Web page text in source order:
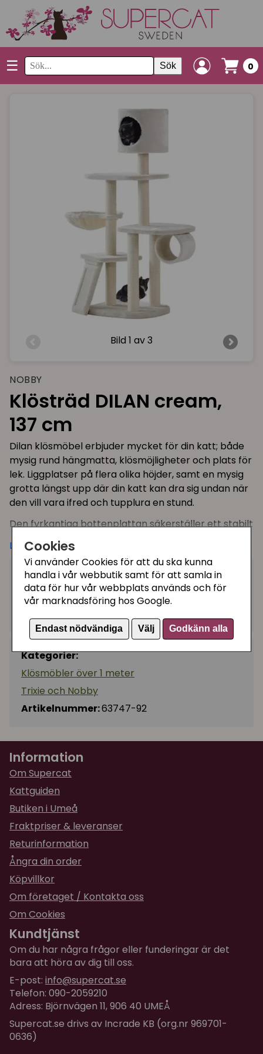
Cookies
Vi använder Cookies för att du ska kunna
handla i vår webbutik samt för att samla in
data för hur vår webbplats används och för
vår marknadsföring hos Google.
Endast nödvändiga Välj Godkänn alla
☰ Sök 0
Bild 1 av 3
NOBBY
Klösträd DILAN cream,
137 cm
Dilan klösmöbel erbjuder mycket för din katt; både
mysig rund hängmatta, klösmöjligheter och plats för
lek. Liggplatser på flera olika höjder, samt en mysig
grotta längst upp där din katt kan dra sig undan när
den vill vara ifred och tupplura en stund.
Den fyrkantiga bottenplattan säkerställer ett stabilt
klösträd. För att skydda dina möbler i hemmet
erbjuder sisalstammarna på klösträdet ett lockande
alternativ för katten att klösa på. Placera gärna
klösträd där katten brukar vilja "hänga" med sin
familj, t ex i direkt anslutning till vardagsrumssoffan.
Storlek:
Bottenplatta: 40 x 50 cm
Höjd: cirka 137 cm
Grotta: 30 x 25 cm
Hylla under grotta: 50 x 40 cm
Hammock: Ø 35 cm
Tunnel: Ø17 x 20 cm
Klösstege: 40 x 25 cm
Färg: gräddvit
Läs mer
1995 kr Bevaka
Kategorier:
Klösmöbler över 1 meter
Trixie och Nobby
Artikelnummer:63747-92
Information
Om Supercat
Kattguiden
Butiken i Umeå
Fraktpriser & leveranser
Returinformation
Ångra din order
Köpvillkor
Om företaget / Kontakta oss
Om Cookies
Kundtjänst
Om du har några frågor eller funderingar är det
bara att höra av dig till oss.
E-post: info@supercat.se
Telefon: 090-2059210
Adress: Björnvägen 11, 906 40 UMEÅ
Supercat.se drivs av Incrade KB (org.nr 969701-
0636)